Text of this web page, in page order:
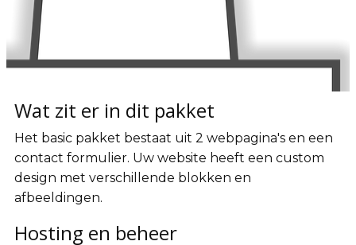
Wat zit er in dit pakket
Het basic pakket bestaat uit 2 webpagina's en een
contact formulier. Uw website heeft een custom
design met verschillende blokken en
afbeeldingen.
Hosting en beheer